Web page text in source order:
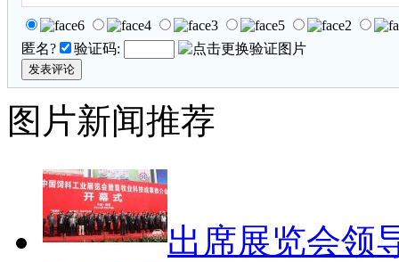
匿名? 验证码:
图片新闻推荐
出席展览会